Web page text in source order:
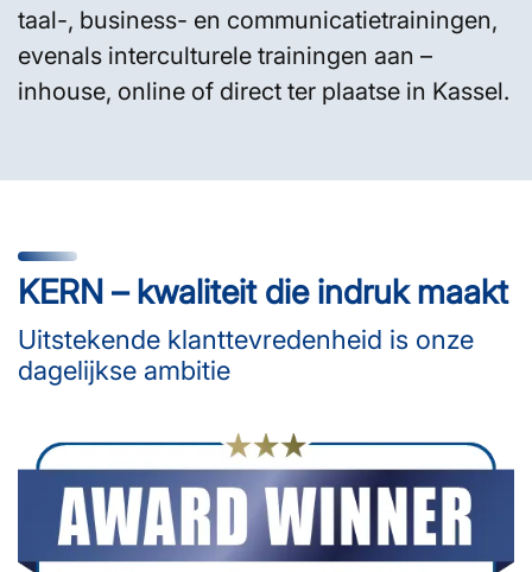
taal-, business- en communicatietrainingen,
evenals interculturele trainingen aan –
inhouse, online of direct ter plaatse in Kassel.
KERN – kwaliteit die indruk maakt
Uitstekende klanttevredenheid is onze
dagelijkse ambitie